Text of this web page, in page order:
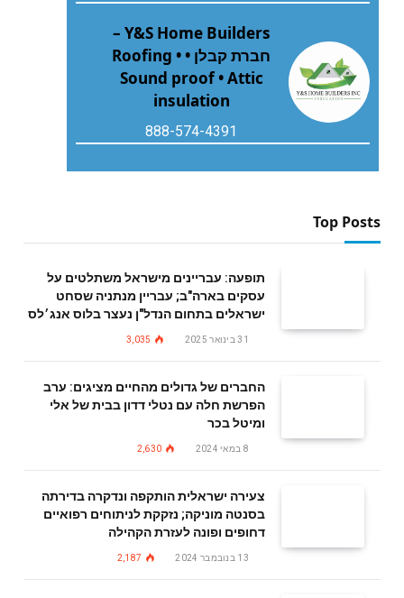
Y&S Home Builders –
חברת קבלן • Roofing •
Sound proof • Attic
insulation
888-574-4391
Top Posts
תופעה: עבריינים מישראל משתלטים על
עסקים בארה"ב; עבריין מנתניה שסחט
ישראלים בתחום הנדל"ן נעצר בלוס אנג׳לס
31 בינואר 2025 3,035
החברים של גדולים מהחיים מציגים: ערב
הפרשת חלה עם נטלי דדון בבית של אלי
ומיטל בכר
8 במאי 2024 2,630
צעירה ישראלית הותקפה ונדקרה בדירתה
בסנטה מוניקה; נזקקת לניתוחים רפואיים
דחופים ופונה לעזרת הקהילה
13 בנובמבר 2024 2,187